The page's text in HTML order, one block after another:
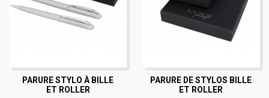
PARURE STYLO À BILLE
ET ROLLER
PARURE DE STYLOS BILLE
ET ROLLER